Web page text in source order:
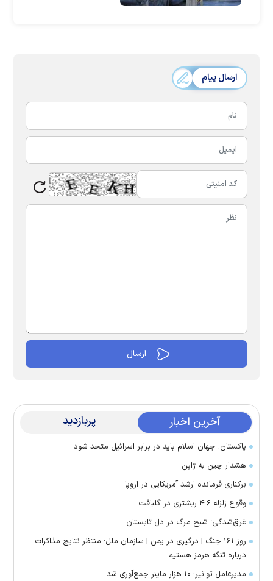
ارسال پیام
آخرین اخبار پربازدید
پاکستان: جهان اسلام باید در برابر اسرائیل متحد شود
هشدار چین به ژاپن
برکناری فرمانده ارشد آمریکایی در اروپا
وقوع زلزله ۴.۶ ریشتری در گلبافت
غرق‌شدگی؛ شبح مرگ در دل تابستان
روز ۱۶۱ جنگ | درگیری در یمن | سازمان ملل: منتظر نتایج مذاکرات
درباره تنگه هرمز هستیم
مدیرعامل توانیر: ۱۰ هزار ماینر جمع‌آوری شد